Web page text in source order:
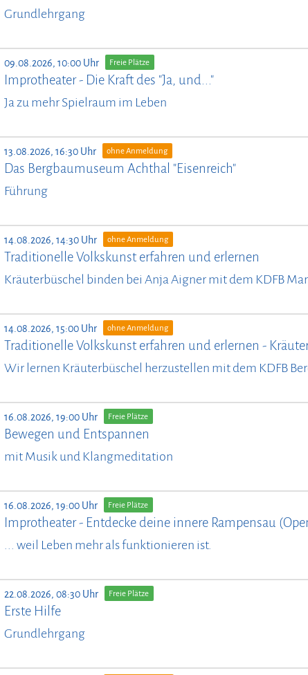
Grundlehrgang
09.08.2026, 10:00 Uhr Freie Plätze
Improtheater - Die Kraft des "Ja, und..."
Ja zu mehr Spielraum im Leben
13.08.2026, 16:30 Uhr ohne Anmeldung
Das Bergbaumuseum Achthal "Eisenreich"
Führung
14.08.2026, 14:30 Uhr ohne Anmeldung
Traditionelle Volkskunst erfahren und erlernen
Kräuterbüschel binden bei Anja Aigner mit dem KDFB
14.08.2026, 15:00 Uhr ohne Anmeldung
Traditionelle Volkskunst erfahren und erlernen -
Wir lernen Kräuterbüschel herzustellen mit dem KDFB
16.08.2026, 19:00 Uhr Freie Plätze
Bewegen und Entspannen
mit Musik und Klangmeditation
16.08.2026, 19:00 Uhr Freie Plätze
Improtheater - Entdecke deine innere Rampensau
... weil Leben mehr als funktionieren ist.
22.08.2026, 08:30 Uhr Freie Plätze
Erste Hilfe
Grundlehrgang